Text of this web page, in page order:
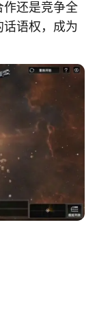
作还是竞争全
话语权，成为